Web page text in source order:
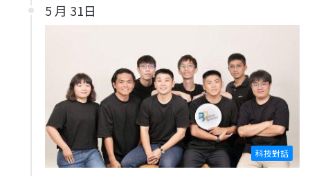
5 月 31日
科技對話